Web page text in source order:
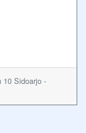
10 Sidoarjo -